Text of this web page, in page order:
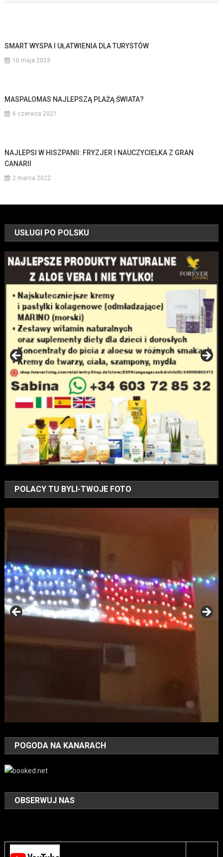
SMART WYSPA I UŁATWIENIA DLA TURYSTÓW
10 maja 2023
MASPALOMAS NAJLEPSZĄ PLAŻĄ ŚWIATA?
6 czerwca 2021
NAJLEPSI W HISZPANII: FRYZJER I NAUCZYCIELKA Z GRAN
CANARII
2 marca 2022
USŁUGI PO POLSKU
POLACY TU BYLI-TWOJE FOTO
POGODA NA KANARACH
OBSERWUJ NAS